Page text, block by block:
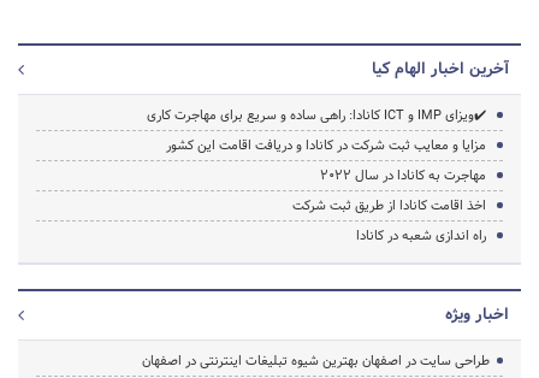
آخرین اخبار الهام کیا
✔️ویزای IMP و ICT کانادا: راهی ساده و سریع برای مهاجرت کاری
مزایا و معایب ثبت شرکت در کانادا و دریافت اقامت این کشور
مهاجرت به کانادا در سال 2022
اخذ اقامت کانادا از طریق ثبت شرکت
راه اندازی شعبه در کانادا
اخبار ویژه
طراحی سایت در اصفهان بهترین شیوه تبلیغات اینترنتی در اصفهان